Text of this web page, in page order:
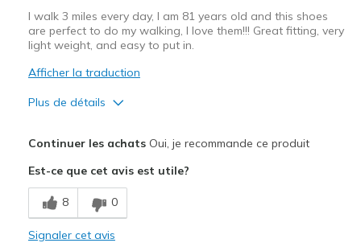
I walk 3 miles every day, I am 81 years old and this shoes
are perfect to do my walking, I love them!!! Great fitting, very
light weight, and easy to put in.
Afficher la traduction
Plus de détails
Breathe Well
Comfortable
Continuer les achatsOui, je recommande ce produit
Est-ce que cet avis est utile?
8 0
Signaler cet avis